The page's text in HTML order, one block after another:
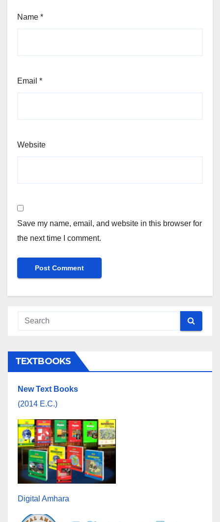
Name *
Email *
Website
Save my name, email, and website in this browser for
the next time I comment.
TEXTBOOKS
New Text Books
(2014 E.C.)
Digital Amhara